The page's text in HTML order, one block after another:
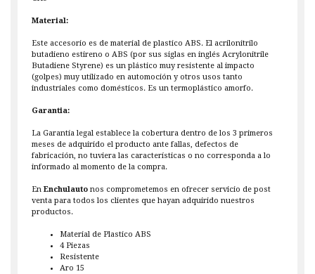
Material:
Este accesorio es de material de plastico ABS. El acrilonitrilo
butadieno estireno o ABS (por sus siglas en inglés Acrylonitrile
Butadiene Styrene) es un plástico muy resistente al impacto
(golpes) muy utilizado en automoción y otros usos tanto
industriales como domésticos. Es un termoplástico amorfo.
Garantia:
La Garantía legal establece la cobertura dentro de los 3 primeros
meses de adquirido el producto ante fallas, defectos de
fabricación, no tuviera las características o no corresponda a lo
informado al momento de la compra.
En Enchulauto nos comprometemos en ofrecer servicio de post
venta para todos los clientes que hayan adquirido nuestros
productos.
Material de Plastico ABS
4 Piezas
Resistente
Aro 15